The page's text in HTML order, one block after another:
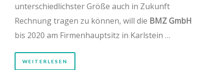
unterschiedlichster Größe auch in Zukunft
Rechnung tragen zu können, will die BMZ GmbH
bis 2020 am Firmenhauptsitz in Karlstein …
WEITERLESEN